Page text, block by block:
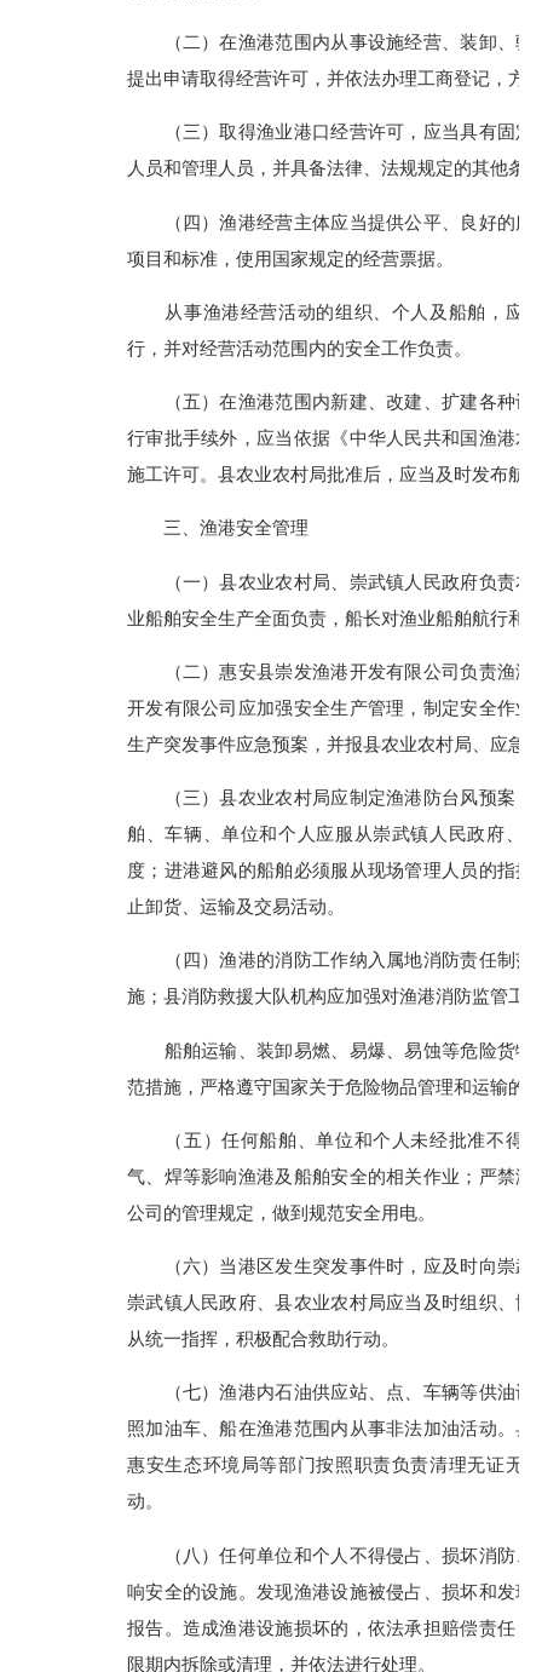
（二）在渔港范围内从事设施经营、装卸、驳
提出申请取得经营许可，并依法办理工商登记，方
（三）取得渔业港口经营许可，应当具有固定
人员和管理人员，并具备法律、法规规定的其他条
（四）渔港经营主体应当提供公平、良好的服
项目和标准，使用国家规定的经营票据。
从事渔港经营活动的组织、个人及船舶，应当
行，并对经营活动范围内的安全工作负责。
（五）在渔港范围内新建、改建、扩建各种设
行审批手续外，应当依据《中华人民共和国渔港
施工许可。县农业农村局批准后，应当及时发布航
三、渔港安全管理
（一）县农业农村局、崇武镇人民政府负责本
业船舶安全生产全面负责，船长对渔业船舶航行和
（二）惠安县崇发渔港开发有限公司负责渔港
开发有限公司应加强安全生产管理，制定安全作
生产突发事件应急预案，并报县农业农村局、应急
（三）县农业农村局应制定渔港防台风预案，
舶、车辆、单位和个人应服从崇武镇人民政府、
度；进港避风的船舶必须服从现场管理人员的指
止卸货、运输及交易活动。
（四）渔港的消防工作纳入属地消防责任制范
施；县消防救援大队机构应加强对渔港消防监管工
船舶运输、装卸易燃、易爆、易蚀等危险货物
范措施，严格遵守国家关于危险物品管理和运输的
（五）任何船舶、单位和个人未经批准不得在
气、焊等影响渔港及船舶安全的相关作业；严禁
公司的管理规定，做到规范安全用电。
（六）当港区发生突发事件时，应及时向崇武
崇武镇人民政府、县农业农村局应当及时组织、
从统一指挥，积极配合救助行动。
（七）渔港内石油供应站、点、车辆等供油设
照加油车、船在渔港范围内从事非法加油活动。
惠安生态环境局等部门按照职责负责清理无证无
动。
（八）任何单位和个人不得侵占、损坏消防、
响安全的设施。发现渔港设施被侵占、损坏和发
报告。造成渔港设施损坏的，依法承担赔偿责任
限期内拆除或清理，并依法进行处理。